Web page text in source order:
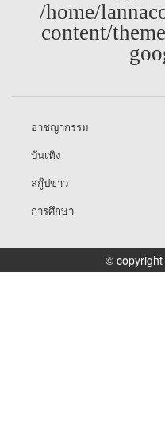
/home/
content/
อาชญากรรม
บันเทิง
สกู๊ปข่าว
การศึกษา
© copyright